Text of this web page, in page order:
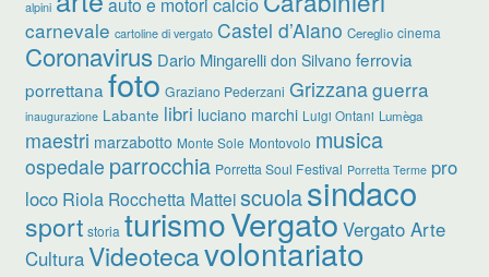
alpini
carnevale cartoline di vergato Castel d’Aiano Cereglio cinema
Coronavirus Dario Mingarelli don Silvano ferrovia
porrettana foto Graziano Pederzani Grizzanaguerra
inaugurazione Labante libri luciano marchi Luigi Ontani Lumèga
maestri marzabotto Monte Sole Montovolo musica
ospedale parrocchia Porretta Soul Festival Porretta Terme pro
loco Riola Rocchetta Matteiscuolasindaco
sport storia turismoVergato Vergato Arte
CulturaVideotecavolontariato